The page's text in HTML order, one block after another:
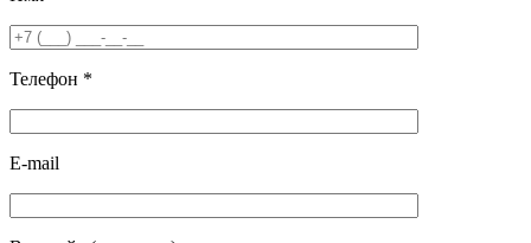
Телефон *
E-mail